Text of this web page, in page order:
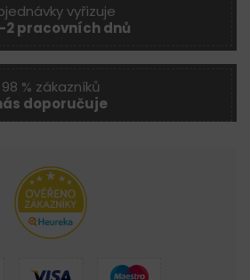
vyřizuje
2 pracovních dnů
98 % zákazníků
doporučuje